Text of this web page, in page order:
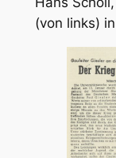
(von links)